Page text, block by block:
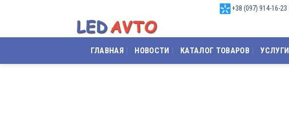
+38 (097) 914-16-23
ГЛАВНАЯ НОВОСТИ КАТАЛОГ ТОВАРОВ УСЛУГИ